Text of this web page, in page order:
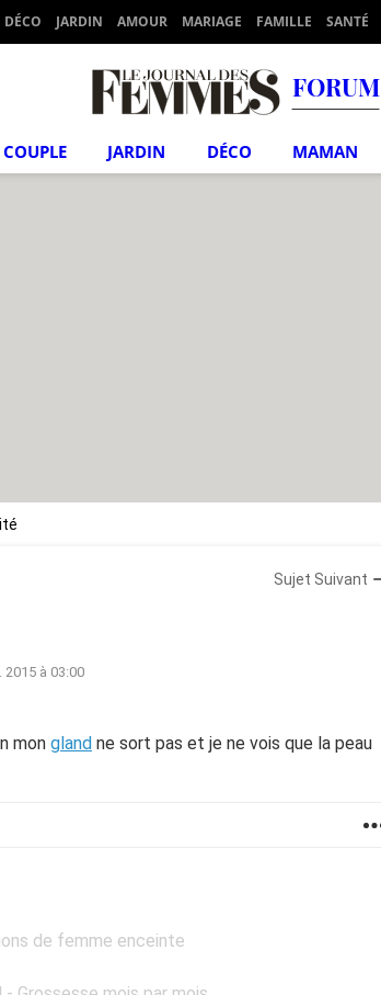
DÉCO JARDIN AMOUR MARIAGE FAMILLE SANTÉ
FORUM
COUPLE JARDIN DÉCO MAMAN
Sujet Suivant
à 03:00
mon gland ne sort pas et je ne vois que la peau
de femme enceinte